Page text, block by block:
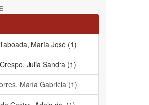
María José (1)
Julia Sandra (1)
María Gabriela (1)